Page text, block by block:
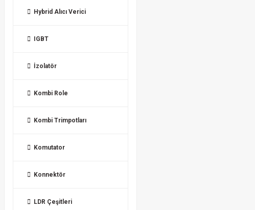
Hybrid Alıcı Verici
IGBT
İzolatör
Kombi Role
Kombi Trimpotları
Komutator
Konnektör
LDR Çeşitleri